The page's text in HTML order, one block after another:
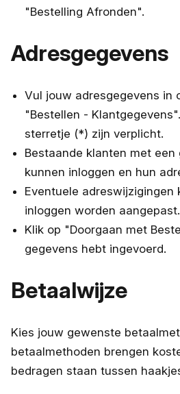
"Bestelling Afronden".
Adresgegevens
Vul jouw adresgegevens in
"Bestellen -
sterretje (*) zijn verplicht.
Bestaande klanten met een
kunnen inloggen en hun
Eventuele adreswijzigingen
inloggen worden aangepast.
Klik op "Doorgaan met
gegevens hebt ingevoerd.
Betaalwijze
Kies jouw gewenste
betaalmethoden brengen
bedragen staan tussen